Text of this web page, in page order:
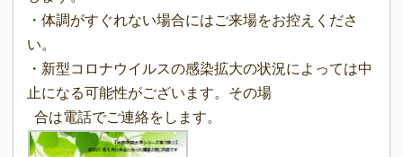
・体調がすぐれない場合にはご来場をお控えくださ
い。
・新型コロナウイルスの感染拡大の状況によっては中
止になる可能性がございます。その場
合は電話でご連絡をします。